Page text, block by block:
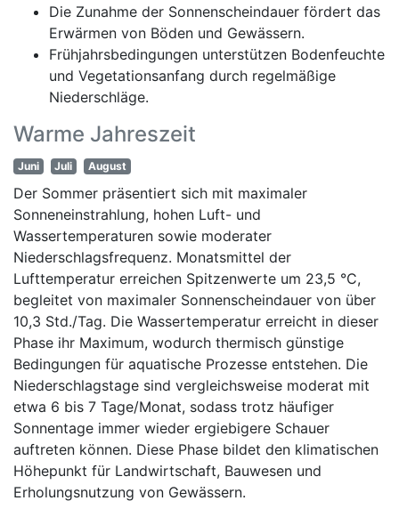
Die Zunahme der Sonnenscheindauer fördert das
Erwärmen von Böden und Gewässern.
Frühjahrsbedingungen unterstützen Bodenfeuchte
und Vegetationsanfang durch regelmäßige
Niederschläge.
Warme Jahreszeit
Juni Juli August
Der Sommer präsentiert sich mit maximaler
Sonneneinstrahlung, hohen Luft- und
Wassertemperaturen sowie moderater
Niederschlagsfrequenz. Monatsmittel der
Lufttemperatur erreichen Spitzenwerte um 23,5 °C,
begleitet von maximaler Sonnenscheindauer von über
10,3 Std./Tag. Die Wassertemperatur erreicht in dieser
Phase ihr Maximum, wodurch thermisch günstige
Bedingungen für aquatische Prozesse entstehen. Die
Niederschlagstage sind vergleichsweise moderat mit
etwa 6 bis 7 Tage/Monat, sodass trotz häufiger
Sonnentage immer wieder ergiebigere Schauer
auftreten können. Diese Phase bildet den klimatischen
Höhepunkt für Landwirtschaft, Bauwesen und
Erholungsnutzung von Gewässern.